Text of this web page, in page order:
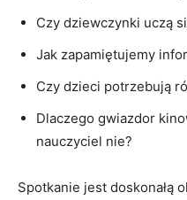
Czy dziewczynki uczą
Jak zapamiętujemy
Czy dzieci potrzebują
Dlaczego gwiazdor
nauczyciel nie?
Spotkanie jest doskonałą